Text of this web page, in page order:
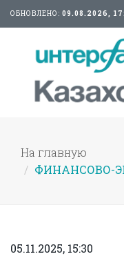
ОБНОВЛЕНО: 09.08.2026,
На главную
ФИНАНСОВО-
05.11.2025, 15:30